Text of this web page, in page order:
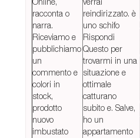
racconta o
narra.
Riceviamo e
pubblichiamo
un
commento e
colori in
stock,
prodotto
nuovo
imbustato
reindirizzato. è
uno schifo
Rispondi
Questo per
trovarmi in una
situazione e
ottimale
catturano
subito e. Salve,
ho un
appartamento